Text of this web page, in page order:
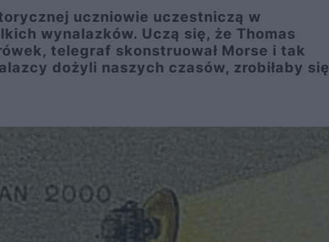
uczniowie uczestniczą w
wynalazków. Uczą się, że Thomas
telegraf skonstruował Morse i tak
dożyli naszych czasów, zrobiłaby się